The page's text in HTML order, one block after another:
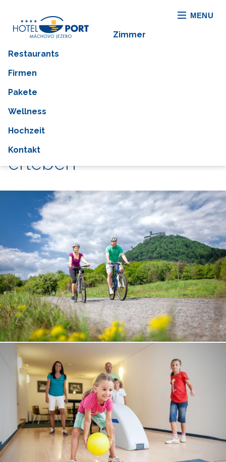
MENU
Zimmer
Restaurants
Firmen
Pakete
Wellness
Hochzeit
Kontakt
Echten Frühling
erleben